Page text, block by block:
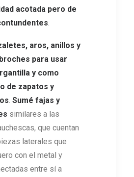
acotada pero de
aros, anillos y
para usar
y como
de zapatos y
Sumé fajas y
similares a las
que cuentan
laterales que
con el metal y
entre sí a